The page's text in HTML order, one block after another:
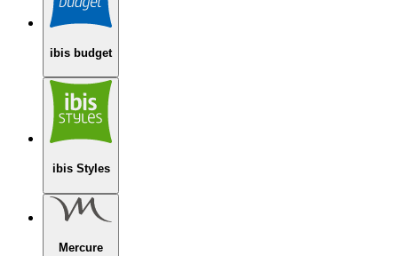
ibis budget
ibis Styles
Mercure